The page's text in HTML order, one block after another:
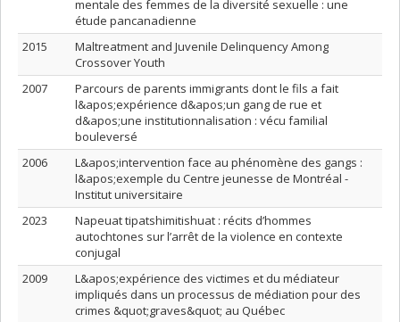
mentale des femmes de la diversité sexuelle : une
étude pancanadienne
2015
Maltreatment and Juvenile Delinquency Among
Crossover Youth
2007
Parcours de parents immigrants dont le fils a fait
l&apos;expérience d&apos;un gang de rue et
d&apos;une institutionnalisation : vécu familial
bouleversé
2006
L&apos;intervention face au phénomène des gangs :
l&apos;exemple du Centre jeunesse de Montréal -
Institut universitaire
2023
Napeuat tipatshimitishuat : récits d’hommes
autochtones sur l’arrêt de la violence en contexte
conjugal
2009
L&apos;expérience des victimes et du médiateur
impliqués dans un processus de médiation pour des
crimes &quot;graves&quot; au Québec